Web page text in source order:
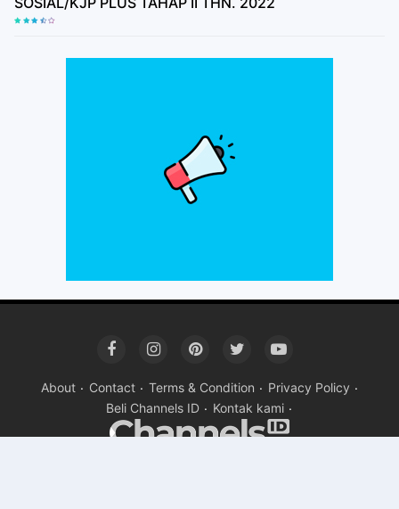
About Contact Terms & Condition
Privacy Policy
Beli Channels ID
Kontak kami